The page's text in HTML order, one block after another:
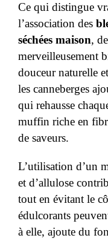
Ce qui distingue
l’association des
séchées maison,
merveilleusement
douceur naturelle
les canneberges
qui rehausse
muffin riche en
de saveurs.
L’utilisation d’un
et d’allulose
tout en évitant le
édulcorants
à elle, ajoute du